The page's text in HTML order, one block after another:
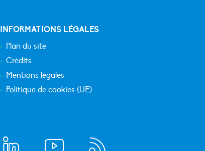
INFORMATIONS LÉGALES
Plan du site
Crédits
Mentions légales
Politique de cookies (UE)